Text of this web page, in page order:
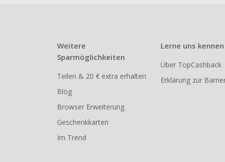
Weitere
Sparmöglichkeiten
Teilen & 20 € extra erhalten
Blog
Browser Erweiterung
Geschenkkarten
Im Trend
Lerne uns kennen
Über TopCashback
Erklärung zur